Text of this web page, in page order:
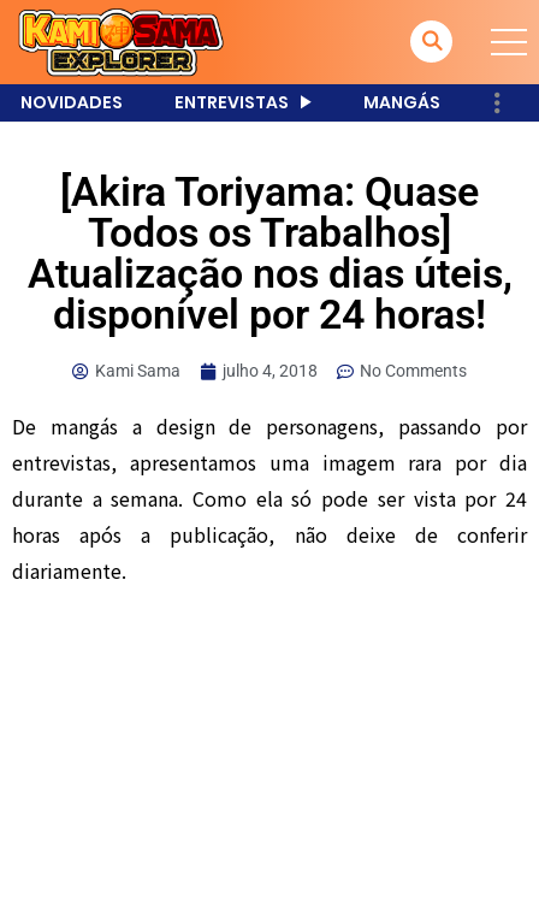
NOVIDADES ENTREVISTAS MANGÁS
[Akira Toriyama: Quase
Todos os Trabalhos]
Atualização nos dias úteis,
disponível por 24 horas!
Kami Sama julho 4, 2018 No Comments
De mangás a design de personagens, passando por
entrevistas, apresentamos uma imagem rara por dia
durante a semana. Como ela só pode ser vista por 24
horas após a publicação, não deixe de conferir
diariamente.